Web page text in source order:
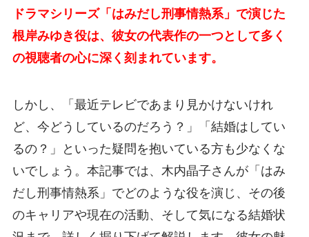
ドラマシリーズ「はみだし刑事情熱系」で演じた
根岸みゆき役は、彼女の代表作の一つとして多く
の視聴者の心に深く刻まれています。
しかし、「最近テレビであまり見かけないけれ
ど、今どうしているのだろう？」「結婚はしてい
るの？」といった疑問を抱いている方も少なくな
いでしょう。本記事では、木内晶子さんが「はみ
だし刑事情熱系」でどのような役を演じ、その後
のキャリアや現在の活動、そして気になる結婚状